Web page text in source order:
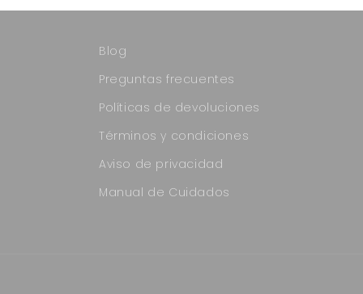
Blog
Preguntas frecuentes
Políticas de devoluciones
Términos y condiciones
Aviso de privacidad
Manual de Cuidados